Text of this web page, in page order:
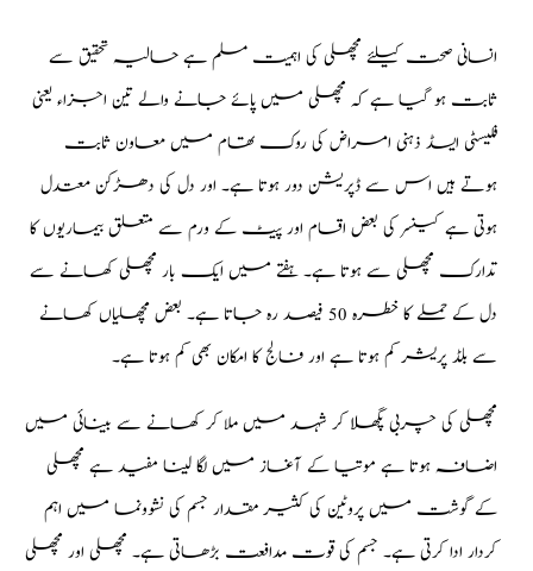
انسانی صحت کیلئے مچھلی کی اہمیت مسلم ہے حالیہ تحقیق سے
ثابت ہو گیا ہے کہ مچھلی میں پائے جانے والے تین اجزاء یعنی
فلیسٹی ایسڈ ذہنی امراض کی روک تھام میں معاون ثابت
ہوتے ہیں اس سے ڈپریشن دور ہوتا ہے۔ اور دل کی دھڑکن معتدل
ہوتی ہے کینسر کی بعض اقسام اور پیٹ کے ورم سے متعلق بیماریوں کا
تدارک مچھلی سے ہوتا ہے۔ ہفتے میں ایک بار مچھلی کھانے سے
دل کے حملے کا خطرہ 50 فیصد رہ جاتا ہے۔ بعض مچھلیاں کھانے
سے بلڈ پریشر کم ہوتا ہے اور فالج کا امکان بھی کم ہوتا ہے۔
مچھلی کی چربی پگھلا کر شہد میں ملا کر کھانے سے بینائی میں
اضافہ ہوتا ہے موتیا کے آغاز میں لگا لینا مفید ہے مچھلی
کے گوشت میں پروٹین کی کثیر مقدار جسم کی نشوونما میں اہم
کردار ادا کرتی ہے۔ جسم کی قوت مدافعت بڑھاتی ہے۔ مچھلی اور مچھلی